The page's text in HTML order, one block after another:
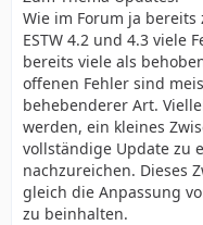
Wie im Forum ja
ESTW 4.2 und 4.3 viele
bereits viele als
offenen Fehler sind
behebenderer Art.
werden, ein kleines
vollständige Update zu
nachzureichen. Dieses
gleich die Anpassung
zu beinhalten.